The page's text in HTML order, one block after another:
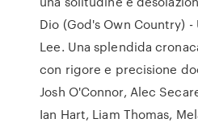
Dio (God's Own Country)
Lee. Una splendida
con rigore e precisione
Josh O'Connor, Alec
Ian Hart, Liam Thomas,